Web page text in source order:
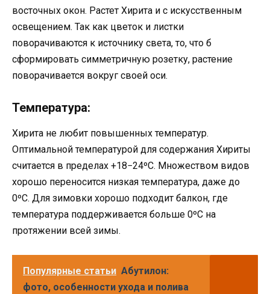
восточных окон. Растет Хирита и с искусственным
освещением. Так как цветок и листки
поворачиваются к источнику света, то, что б
сформировать симметричную розетку, растение
поворачивается вокруг своей оси.
Температура:
Хирита не любит повышенных температур.
Оптимальной температурой для содержания Хириты
считается в пределах +18−24ºС. Множеством видов
хорошо переносится низкая температура, даже до
0ºС. Для зимовки хорошо подходит балкон, где
температура поддерживается больше 0ºС на
протяжении всей зимы.
Популярные статьи Абутилон:
фото, особенности ухода и полива